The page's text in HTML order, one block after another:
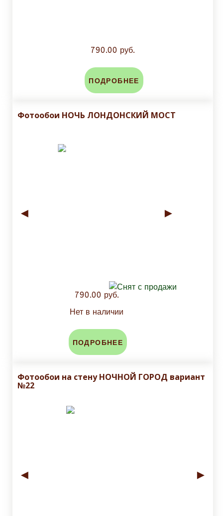
790.00 руб.
ПОДРОБНЕЕ
Фотообои НОЧЬ ЛОНДОНСКИЙ МОСТ
◄ ►
790.00 руб.
Нет в наличии
ПОДРОБНЕЕ
Фотообои на стену НОЧНОЙ ГОРОД вариант
№22
◄ ►